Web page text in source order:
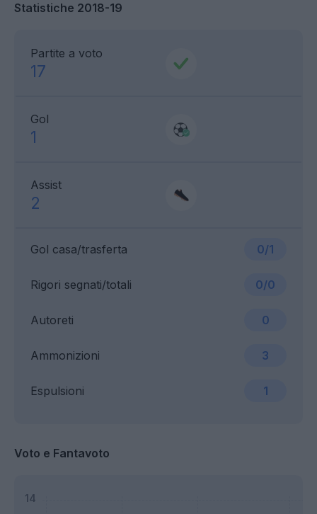
Statistiche 2018-19
Partite a voto
17
Gol
1
Assist
2
Gol casa/trasferta 0/1
Ammonizioni 3
Rigori segnati/totali 0/0
Espulsioni 1
Autoreti 0
Voto e Fantavoto